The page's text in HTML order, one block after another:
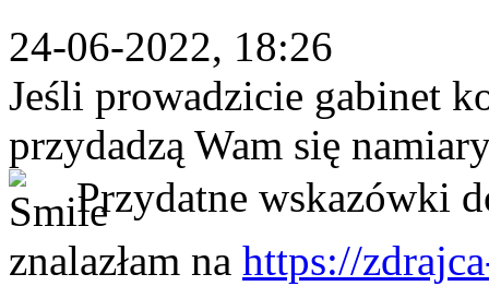
24-06-2022, 18:26
Jeśli prowadzicie gabinet
przydadzą Wam się
Przydatne wskazówki
znalazłam na https://